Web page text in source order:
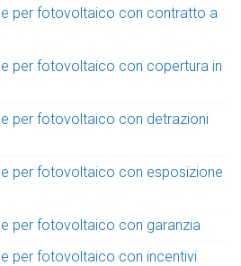
per fotovoltaico con contratto a
per fotovoltaico con copertura in
per fotovoltaico con detrazioni
per fotovoltaico con esposizione
per fotovoltaico con garanzia
per fotovoltaico con incentivi